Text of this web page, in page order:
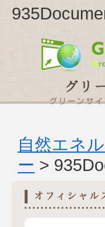
自然エネ
ー >